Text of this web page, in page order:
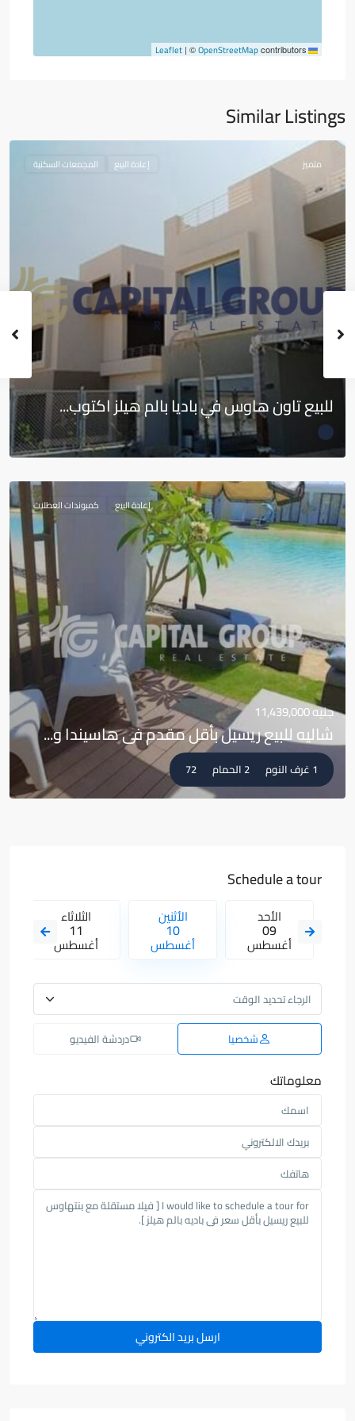
| ©OpenStreetMapcontributors
Similar Listings
متميز إعادة البيع المجمعات السكنية
للبيع تاون هاوس في باديا بالم هيلز اكتوب...
إعادة البيع كمبوندات العطلات
جنيه 11,439,000
شاليه للبيع ريسيل بأقل مقدم فى هاسيندا و...
1 غرف النوم 2 الحمام 72
Schedule a tour
الأحد
09
أغسطس
الأثنين
10
أغسطس
الثلاثاء
11
أغسطس
شخصيا دردشة الفيديو
معلوماتك